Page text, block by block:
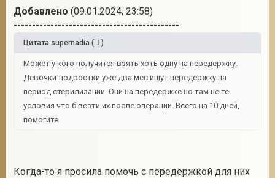
Добавлено (09.01.2024, 23:58)
---------------------------------------------
Цитата supernadia ( )
Может у кого получится взять хоть одну на передержку.
Девочки-подростки уже два мес.ищут передержку на
период стерилизации. Они на передержке но там не те
условия что б везти их после операции. Всего на 10 дней,
помогите
Когда-то я просила помочь с передержкой для них